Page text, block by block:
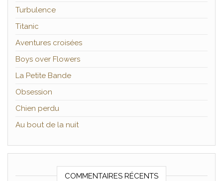
Turbulence
Titanic
Aventures croisées
Boys over Flowers
La Petite Bande
Obsession
Chien perdu
Au bout de la nuit
COMMENTAIRES RÉCENTS